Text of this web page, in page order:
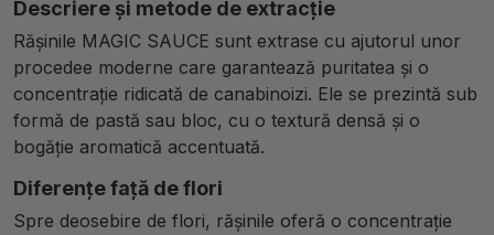
Descriere și metode de extracție
Rășinile MAGIC SAUCE sunt extrase cu ajutorul unor
procedee moderne care garantează puritatea și o
concentrație ridicată de canabinoizi. Ele se prezintă sub
formă de pastă sau bloc, cu o textură densă și o
bogăție aromatică accentuată.
Diferențe față de flori
Spre deosebire de flori, rășinile oferă o concentrație